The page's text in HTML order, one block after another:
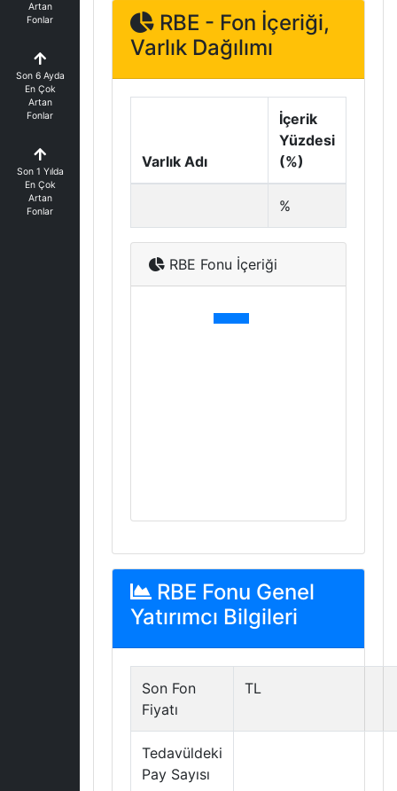
Artan
Fonlar
Son 6 Ayda
En Çok
Artan
Fonlar
Son 1 Yılda
En Çok
Artan
Fonlar
RBE - Fon İçeriği,
Varlık Dağılımı
Varlık Adı
İçerik
Yüzdesi
(%)
%
RBE Fonu İçeriği
RBE Fonu Genel
Yatırımcı Bilgileri
Son Fon
Fiyatı
TL
Tedavüldeki
Pay Sayısı